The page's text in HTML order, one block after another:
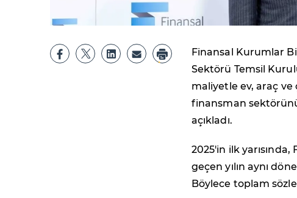
Finansal Kurumlar
Sektörü Temsil
maliyetle ev, araç ve
finansman
açıkladı.
2025'in ilk
geçen yılın aynı
Böylece toplam